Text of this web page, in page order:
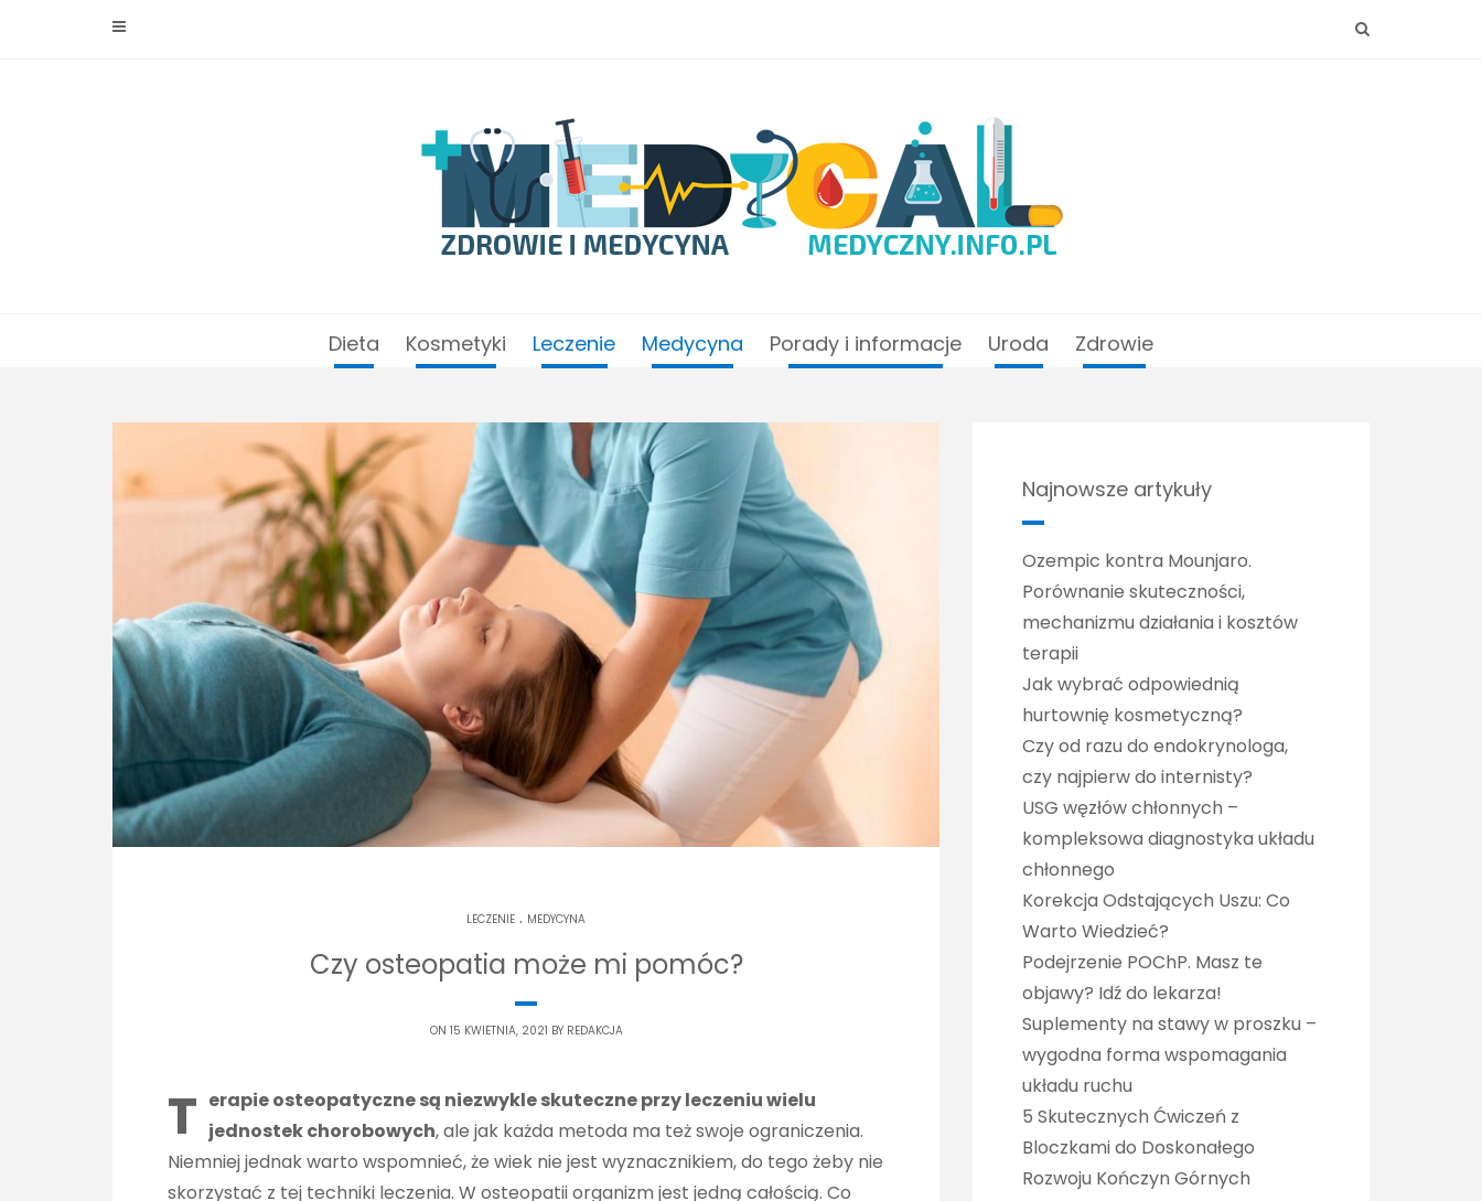
Dieta Kosmetyki Leczenie Medycyna Porady i informacje Uroda Zdrowie
LECZENIE . MEDYCYNA
Czy osteopatia może mi pomóc?
ON 15 KWIETNIA, 2021 BY REDAKCJA
T erapie osteopatyczne są niezwykle skuteczne przy leczeniu wielu
jednostek chorobowych, ale jak każda metoda ma też swoje ograniczenia.
Niemniej jednak warto wspomnieć, że wiek nie jest wyznacznikiem, do tego żeby nie
skorzystać z tej techniki leczenia. W osteopatii organizm jest jedną całością. Co
Najnowsze artykuły
Ozempic kontra Mounjaro.
Porównanie skuteczności,
mechanizmu działania i kosztów
terapii
Jak wybrać odpowiednią
hurtownię kosmetyczną?
Czy od razu do endokrynologa,
czy najpierw do internisty?
USG węzłów chłonnych –
kompleksowa diagnostyka układu
chłonnego
Korekcja Odstających Uszu: Co
Warto Wiedzieć?
Podejrzenie POChP. Masz te
objawy? Idź do lekarza!
Suplementy na stawy w proszku –
wygodna forma wspomagania
układu ruchu
5 Skutecznych Ćwiczeń z
Bloczkami do Doskonałego
Rozwoju Kończyn Górnych